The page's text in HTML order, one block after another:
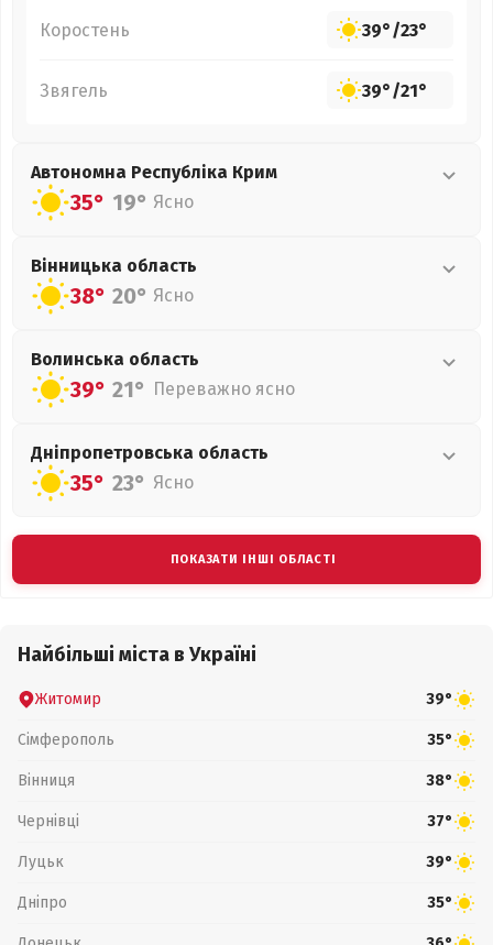
Коростень 39°/23°
Звягель 39°/21°
Автономна Республіка Крим
35° 19° Ясно
Вінницька область
38° 20° Ясно
Волинська область
39° 21° Переважно ясно
Дніпропетровська область
35° 23° Ясно
ПОКАЗАТИ ІНШІ ОБЛАСТІ
Найбільші міста в Україні
Житомир 39°
Сімферополь 35°
Вінниця 38°
Чернівці 37°
Луцьк 39°
Дніпро 35°